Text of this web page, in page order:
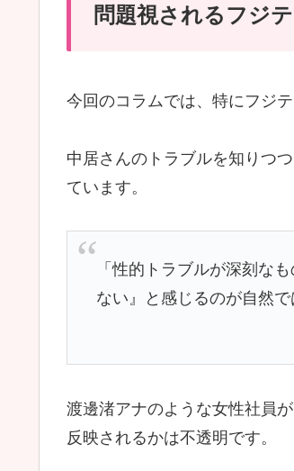
問題視されるフジ
今回のコラムでは、特にフジ
中居さんのトラブルを知りつ
ています。
「性的トラブルが深刻な
ない』と感じるのが自然で
渡邊渚アナのような女性社員
反映されるかは不透明です。